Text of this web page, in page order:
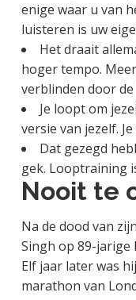
enige waar u van
luisteren is uw
Het draait
hoger tempo.
verblinden door
Je loopt om
versie van jezelf.
Dat gezegd
gek. Looptraining
Nooit te
Na de dood van
Singh op 89-
Elf jaar later was
marathon van